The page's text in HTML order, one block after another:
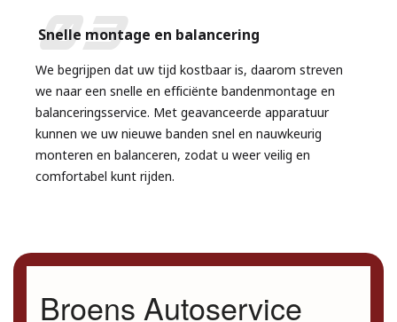
03
Snelle montage en balancering
We begrijpen dat uw tijd kostbaar is, daarom streven
we naar een snelle en efficiënte bandenmontage en
balanceringsservice. Met geavanceerde apparatuur
kunnen we uw nieuwe banden snel en nauwkeurig
monteren en balanceren, zodat u weer veilig en
comfortabel kunt rijden.